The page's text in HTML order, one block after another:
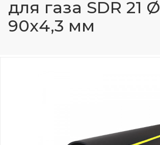
для газа SDR 21 Ø
90х4,3 мм